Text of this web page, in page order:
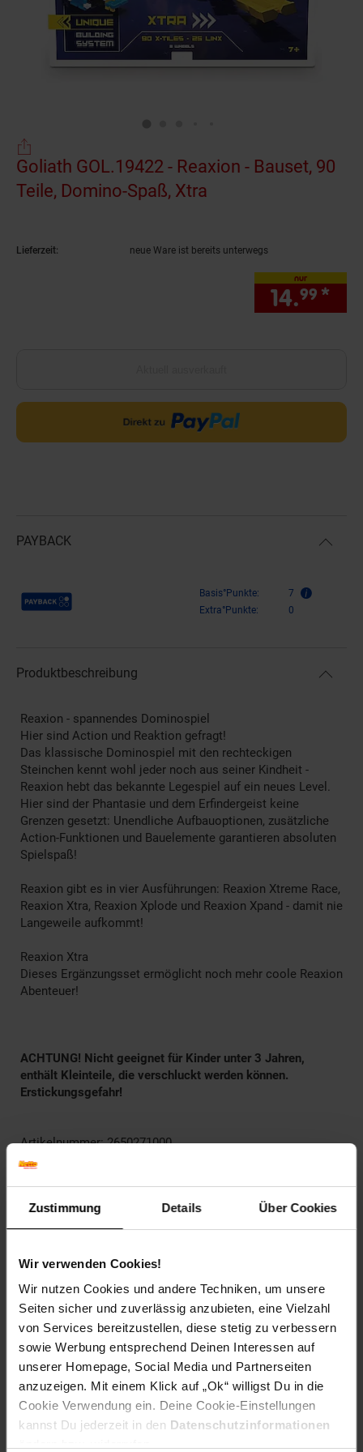
Zustimmung Details Über Cookies
Wir verwenden Cookies!
Wir nutzen Cookies und andere Techniken, um unsere
Seiten sicher und zuverlässig anzubieten, eine Vielzahl
von Services bereitzustellen, diese stetig zu verbessern
sowie Werbung entsprechend Deinen Interessen auf
unserer Homepage, Social Media und Partnerseiten
anzuzeigen. Mit einem Klick auf „Ok“ willigst Du in die
Cookie Verwendung ein. Deine Cookie-Einstellungen
kannst Du jederzeit in den Datenschutzinformationen
Goliath GOL.19422 - Reaxion - Bauset, 90
Teile, Domino-Spaß, Xtra
Lieferzeit: neue Ware ist bereits unterwegs
nur
14.99 *
PAYBACK
Payback Punkte Basis°Punkte:
7
Extra°Punkte:
0
Produktbeschreibung
Reaxion - spannendes Dominospiel
Hier sind Action und Reaktion gefragt!
Das klassische Dominospiel mit den rechteckigen
Steinchen kennt wohl jeder noch aus seiner Kindheit -
Reaxion hebt das bekannte Legespiel auf ein neues Level.
Hier sind der Phantasie und dem Erfindergeist keine
Grenzen gesetzt: Unendliche Aufbauoptionen, zusätzliche
Action-Funktionen und Bauelemente garantieren absoluten
Spielspaß!
Reaxion gibt es in vier Ausführungen: Reaxion Xtreme Race,
Reaxion Xtra, Reaxion Xplode und Reaxion Xpand - damit nie
Langeweile aufkommt!
Reaxion Xtra
Dieses Ergänzungsset ermöglicht noch mehr coole Reaxion
Abenteuer!
ACHTUNG! Nicht geeignet für Kinder unter 3 Jahren,
enthält Kleinteile, die verschluckt werden können.
Erstickungsgefahr!
Artikelnummer: 2650271000
EAN: 8720077194229
Versandinformationen
Herstellerinformationen
Fußzeile
Weitere Online-Angebote
Netto Reisen